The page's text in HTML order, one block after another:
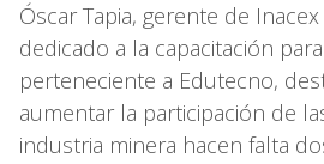
Óscar Tapia, gerente de
dedicado a la capacitación
perteneciente a Edutecno,
aumentar la participación de
industria minera hacen falta